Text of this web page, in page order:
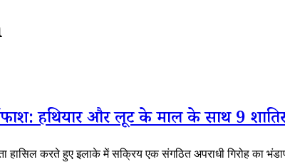
हथियार और लूट के माल के साथ 9
हासिल करते हुए इलाके में सक्रिय एक संगठित अपराधी गिरोह का